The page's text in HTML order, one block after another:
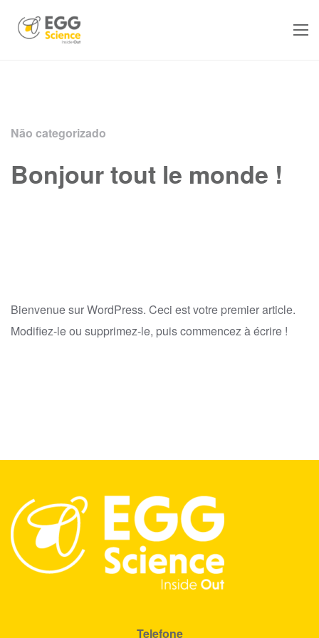
Não categorizado
Bonjour tout le monde !
Bienvenue sur WordPress. Ceci est votre premier article.
Modifiez-le ou supprimez-le, puis commencez à écrire !
Telefone